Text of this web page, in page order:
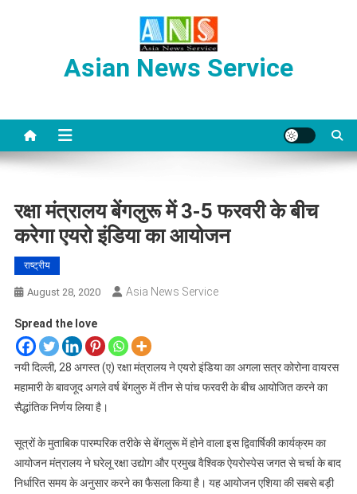
Asian News Service
रक्षा मंत्रालय बेंगलुरू में 3-5 फरवरी के बीच
करेगा एयरो इंडिया का आयोजन
राष्ट्रीय
August 28, 2020 Asia News Service
Spread the love
नयी दिल्ली, 28 अगस्त (ए) रक्षा मंत्रालय ने एयरो इंडिया का अगला सत्र कोरोना वायरस
महामारी के बावजूद अगले वर्ष बेंगलुरु में तीन से पांच फरवरी के बीच आयोजित करने का
सैद्धांतिक निर्णय लिया है।
सूत्रों के मुताबिक पारम्परिक तरीके से बेंगलुरू में होने वाला इस द्विवार्षिकी कार्यक्रम का
आयोजन मंत्रालय ने घरेलू रक्षा उद्योग और प्रमुख वैश्विक ऐयरोस्पेस जगत से चर्चा के बाद
निर्धारित समय के अनुसार करने का फैसला किया है। यह आयोजन एशिया की सबसे बड़ी